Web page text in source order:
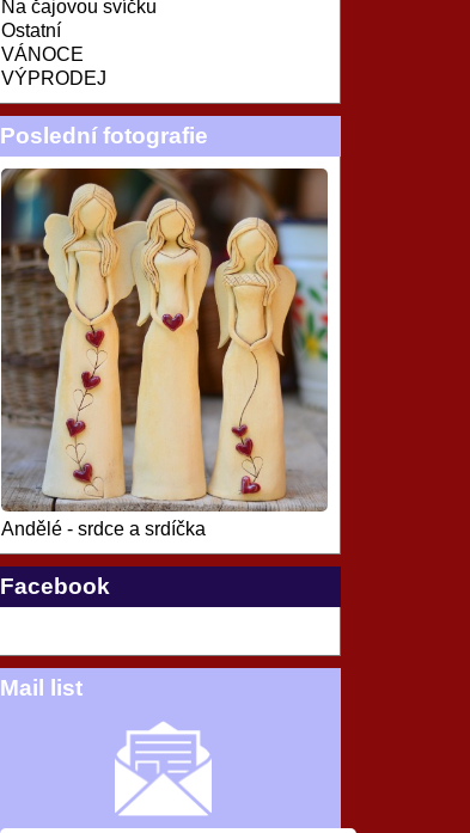
Na čajovou svíčku
Ostatní
VÁNOCE
VÝPRODEJ
Poslední fotografie
Andělé - srdce a srdíčka
Facebook
Mail list